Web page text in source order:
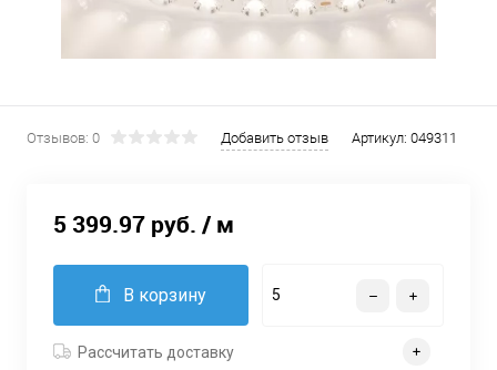
Отзывов: 0 Добавить отзыв Артикул: 049311
5 399.97 руб. / м
В корзину
Рассчитать доставку